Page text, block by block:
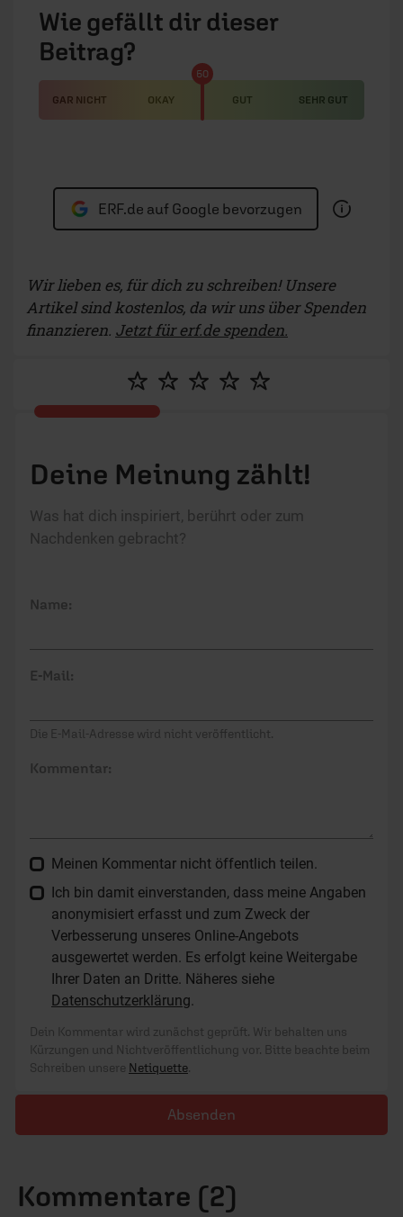
Wie gefällt dir dieser
Beitrag?
GAR NICHT OKAY GUT SEHR GUT
50
ERF.de auf Google bevorzugen
Wir lieben es, für dich zu schreiben! Unsere
Artikel sind kostenlos, da wir uns über Spenden
finanzieren. Jetzt für erf.de spenden.
Deine Meinung zählt!
Was hat dich inspiriert, berührt oder zum
Nachdenken gebracht?
Name:
E-Mail:
Die E-Mail-Adresse wird nicht veröffentlicht.
Kommentar:
Meinen Kommentar nicht öffentlich teilen.
Ich bin damit einverstanden, dass meine Angaben
anonymisiert erfasst und zum Zweck der
Verbesserung unseres Online-Angebots
ausgewertet werden. Es erfolgt keine Weitergabe
Ihrer Daten an Dritte. Näheres siehe
Datenschutzerklärung.
Dein Kommentar wird zunächst geprüft. Wir behalten uns
Kürzungen und Nichtveröffentlichung vor. Bitte beachte beim
Schreiben unsere Netiquette.
Absenden
Kommentare (2)